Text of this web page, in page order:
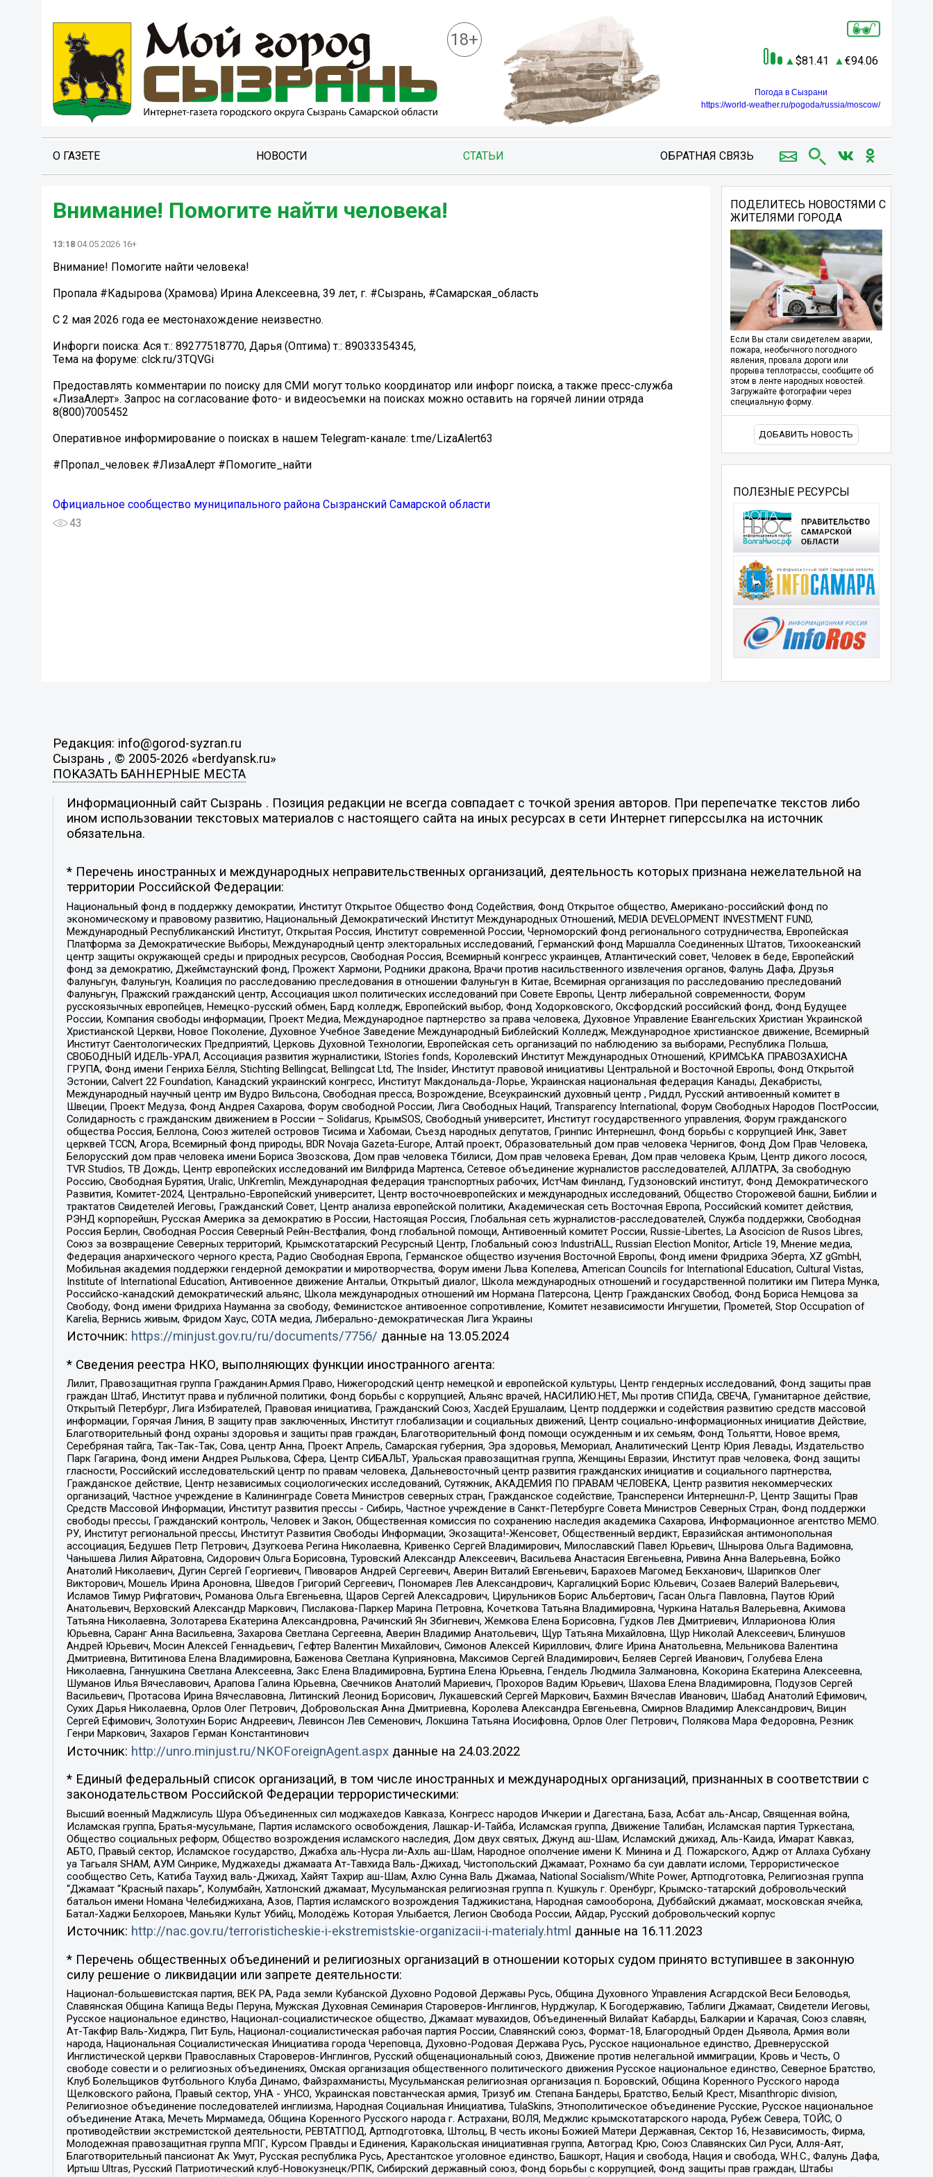
18+
81.41 94.06
Погода в Сызрани
https://world-weather.ru/pogoda/russia/moscow/
О ГАЗЕТЕ НОВОСТИ СТАТЬИ ОБРАТНАЯ СВЯЗЬ
Внимание! Помогите найти человека!
13:18 04.05.2026 16+
Внимание! Помогите найти человека!
Пропала #Кадырова (Храмова) Ирина Алексеевна, 39 лет, г. #Сызрань, #Самарская_область
С 2 мая 2026 года ее местонахождение неизвестно.
Инфорги поиска: Ася т.: 89277518770, Дарья (Оптима) т.: 89033354345,
Тема на форуме: clck.ru/3TQVGi
Предоставлять комментарии по поиску для СМИ могут только координатор или инфорг поиска, а также пресс-служба
«ЛизаАлерт». Запрос на согласование фото- и видеосъемки на поисках можно оставить на горячей линии отряда
8(800)7005452
Оперативное информирование о поисках в нашем Telegram-канале: t.me/LizaAlert63
#Пропал_человек #ЛизаАлерт #Помогите_найти
Официальное сообщество муниципального района Сызранский Самарской области
43
ПОДЕЛИТЕСЬ НОВОСТЯМИ С
ЖИТЕЛЯМИ ГОРОДА
Если Вы стали свидетелем аварии,
пожара, необычного погодного
явления, провала дороги или
прорыва теплотрассы, сообщите об
этом в ленте народных новостей.
Загружайте фотографии через
специальную форму.
ДОБАВИТЬ НОВОСТЬ
ПОЛЕЗНЫЕ РЕСУРСЫ
Редакция: info@gorod-syzran.ru
Сызрань , © 2005-2026 «berdyansk.ru»
ПОКАЗАТЬ БАННЕРНЫЕ МЕСТА
Информационный сайт Сызрань . Позиция редакции не всегда совпадает с точкой зрения авторов. При перепечатке текстов либо
ином использовании текстовых материалов с настоящего сайта на иных ресурсах в сети Интернет гиперссылка на источник
обязательна.
* Перечень иностранных и международных неправительственных организаций, деятельность которых признана нежелательной на
территории Российской Федерации:
Национальный фонд в поддержку демократии, Институт Открытое Общество Фонд Содействия, Фонд Открытое общество, Американо-российский фонд по
экономическому и правовому развитию, Национальный Демократический Институт Международных Отношений, MEDIA DEVELOPMENT INVESTMENT FUND,
Международный Республиканский Институт, Открытая Россия, Институт современной России, Черноморский фонд регионального сотрудничества, Европейская
Платформа за Демократические Выборы, Международный центр электоральных исследований, Германский фонд Маршалла Соединенных Штатов, Тихоокеанский
центр защиты окружающей среды и природных ресурсов, Свободная Россия, Всемирный конгресс украинцев, Атлантический совет, Человек в беде, Европейский
фонд за демократию, Джеймстаунский фонд, Прожект Хармони, Родники дракона, Врачи против насильственного извлечения органов, Фалунь Дафа, Друзья
Фалуньгун, Фалуньгун, Коалиция по расследованию преследования в отношении Фалуньгун в Китае, Всемирная организация по расследованию преследований
Фалуньгун, Пражский гражданский центр, Ассоциация школ политических исследований при Совете Европы, Центр либеральной современности, Форум
русскоязычных европейцев, Немецко-русский обмен, Бард колледж, Европейский выбор, Фонд Ходорковского, Оксфордский российский фонд, Фонд Будущее
России, Компания свободы информации, Проект Медиа, Международное партнерство за права человека, Духовное Управление Евангельских Христиан Украинской
Христианской Церкви, Новое Поколение, Духовное Учебное Заведение Международный Библейский Колледж, Международное христианское движение, Всемирный
Институт Саентологических Предприятий, Церковь Духовной Технологии, Европейская сеть организаций по наблюдению за выборами, Республика Польша,
СВОБОДНЫЙ ИДЕЛЬ-УРАЛ, Ассоциация развития журналистики, IStories fonds, Королевский Институт Международных Отношений, КРИМСЬКА ПРАВОЗАХИСНА
ГРУПА, Фонд имени Генриха Бёлля, Stichting Bellingcat, Bellingcat Ltd, The Insider, Институт правовой инициативы Центральной и Восточной Европы, Фонд Открытой
Эстонии, Calvert 22 Foundation, Канадский украинский конгресс, Институт Макдональда-Лорье, Украинская национальная федерация Канады, Декабристы,
Международный научный центр им Вудро Вильсона, Свободная пресса, Возрождение, Всеукраинский духовный центр , Риддл, Русский антивоенный комитет в
Швеции, Проект Медуза, Фонд Андрея Сахарова, Форум свободной России, Лига Свободных Наций, Transparеncy International, Форум Свободных Народов ПостРоссии,
Солидарность с гражданским движением в России – Solidarus, КрымSOS, Свободный университет, Институт государственного управления, Форум гражданского
общества Россия, Беллона, Союз жителей островов Тисима и Хабомаи, Съезд народных депутатов, Гринпис Интернешнл, Фонд борьбы с коррупцией Инк, Завет
церквей TCCN, Агора, Всемирный фонд природы, BDR Novaja Gazeta-Europe, Алтай проект, Образовательный дом прав человека Чернигов, Фонд Дом Прав Человека,
Белорусский дом прав человека имени Бориса Звозскова, Дом прав человека Тбилиси, Дом прав человека Ереван, Дом прав человека Крым, Центр дикого лосося,
TVR Studios, ТВ Дождь, Центр европейских исследований им Вилфрида Мартенса, Сетевое объединение журналистов расследователей, АЛЛАТРА, За свободную
Россию, Свободная Бурятия, Uralic, UnKremlin, Международная федерация транспортных рабочих, ИстЧам Финланд, Гудзоновский институт, Фонд Демократического
Развития, Комитет-2024, Центрально-Европейский университет, Центр восточноевропейских и международных исследований, Общество Сторожевой башни, Библии и
трактатов Свидетелей Иеговы, Гражданский Совет, Центр анализа европейской политики, Академическая сеть Восточная Европа, Российский комитет действия,
РЭНД корпорейшн, Русская Америка за демократию в России, Настоящая Россия, Глобальная сеть журналистов-расследователей, Служба поддержки, Свободная
Россия Берлин, Свободная Россия Северный Рейн-Вестфалия, Фонд глобальной помощи, Антивоенный комитет России, Russie-Libertes, La Asocicion de Rusos Libres,
Союз за возвращение Северных территорий, Крымскотатарский Ресурсный Центр, Глобальный союз IndustriALL, Russian Election Monitor, Article 19, Мнение медиа,
Федерация анархического черного креста, Радио Свободная Европа, Германское общество изучения Восточной Европы, Фонд имени Фридриха Эберта, XZ gGmbH,
Мобильная академия поддержки гендерной демократии и миротворчества, Форум имени Льва Копелева, American Councils for International Education, Cultural Vistas,
Institute of International Education, Антивоенное движение Антальи, Открытый диалог, Школа международных отношений и государственной политики им Питера Мунка,
Российско-канадский демократический альянс, Школа международных отношений им Нормана Патерсона, Центр Гражданских Свобод, Фонд Бориса Немцова за
Свободу, Фонд имени Фридриха Науманна за свободу, Феминистское антивоенное сопротивление, Комитет независимости Ингушетии, Прометей, Stop Occupation of
Karelia, Вернись живым, Фридом Хаус, СОТА медиа, Либерально-демократическая Лига Украины
Источник: https://minjust.gov.ru/ru/documents/7756/ данные на 13.05.2024
* Сведения реестра НКО, выполняющих функции иностранного агента:
Лилит, Правозащитная группа Гражданин.Армия.Право, Нижегородский центр немецкой и европейской культуры, Центр гендерных исследований, Фонд защиты прав
граждан Штаб, Институт права и публичной политики, Фонд борьбы с коррупцией, Альянс врачей, НАСИЛИЮ.НЕТ, Мы против СПИДа, СВЕЧА, Гуманитарное действие,
Открытый Петербург, Лига Избирателей, Правовая инициатива, Гражданский Союз, Хасдей Ерушалаим, Центр поддержки и содействия развитию средств массовой
информации, Горячая Линия, В защиту прав заключенных, Институт глобализации и социальных движений, Центр социально-информационных инициатив Действие,
Благотворительный фонд охраны здоровья и защиты прав граждан, Благотворительный фонд помощи осужденным и их семьям, Фонд Тольятти, Новое время,
Серебряная тайга, Так-Так-Так, Сова, центр Анна, Проект Апрель, Самарская губерния, Эра здоровья, Мемориал, Аналитический Центр Юрия Левады, Издательство
Парк Гагарина, Фонд имени Андрея Рылькова, Сфера, Центр СИБАЛЬТ, Уральская правозащитная группа, Женщины Евразии, Институт прав человека, Фонд защиты
гласности, Российский исследовательский центр по правам человека, Дальневосточный центр развития гражданских инициатив и социального партнерства,
Гражданское действие, Центр независимых социологических исследований, Сутяжник, АКАДЕМИЯ ПО ПРАВАМ ЧЕЛОВЕКА, Центр развития некоммерческих
организаций, Частное учреждение в Калининграде Совета Министров северных стран, Гражданское содействие, Трансперенси Интернешнл-Р, Центр Защиты Прав
Средств Массовой Информации, Институт развития прессы - Сибирь, Частное учреждение в Санкт-Петербурге Совета Министров Северных Стран, Фонд поддержки
свободы прессы, Гражданский контроль, Человек и Закон, Общественная комиссия по сохранению наследия академика Сахарова, Информационное агентство МЕМО.
РУ, Институт региональной прессы, Институт Развития Свободы Информации, Экозащита!-Женсовет, Общественный вердикт, Евразийская антимонопольная
ассоциация, Бедушев Петр Петрович, Дзугкоева Регина Николаевна, Кривенко Сергей Владимирович, Милославский Павел Юрьевич, Шнырова Ольга Вадимовна,
Чанышева Лилия Айратовна, Сидорович Ольга Борисовна, Туровский Александр Алексеевич, Васильева Анастасия Евгеньевна, Ривина Анна Валерьевна, Бойко
Анатолий Николаевич, Дугин Сергей Георгиевич, Пивоваров Андрей Сергеевич, Аверин Виталий Евгеньевич, Барахоев Магомед Бекханович, Шарипков Олег
Викторович, Мошель Ирина Ароновна, Шведов Григорий Сергеевич, Пономарев Лев Александрович, Каргалицкий Борис Юльевич, Созаев Валерий Валерьевич,
Исламов Тимур Рифгатович, Романова Ольга Евгеньевна, Щаров Сергей Алексадрович, Цирульников Борис Альбертович, Гасан Ольга Павловна, Паутов Юрий
Анатольевич, Верховский Александр Маркович, Пислакова-Паркер Марина Петровна, Кочеткова Татьяна Владимировна, Чуркина Наталья Валерьевна, Акимова
Татьяна Николаевна, Золотарева Екатерина Александровна, Рачинский Ян Збигневич, Жемкова Елена Борисовна, Гудков Лев Дмитриевич, Илларионова Юлия
Юрьевна, Саранг Анна Васильевна, Захарова Светлана Сергеевна, Аверин Владимир Анатольевич, Щур Татьяна Михайловна, Щур Николай Алексеевич, Блинушов
Андрей Юрьевич, Мосин Алексей Геннадьевич, Гефтер Валентин Михайлович, Симонов Алексей Кириллович, Флиге Ирина Анатольевна, Мельникова Валентина
Дмитриевна, Вититинова Елена Владимировна, Баженова Светлана Куприяновна, Максимов Сергей Владимирович, Беляев Сергей Иванович, Голубева Елена
Николаевна, Ганнушкина Светлана Алексеевна, Закс Елена Владимировна, Буртина Елена Юрьевна, Гендель Людмила Залмановна, Кокорина Екатерина Алексеевна,
Шуманов Илья Вячеславович, Арапова Галина Юрьевна, Свечников Анатолий Мариевич, Прохоров Вадим Юрьевич, Шахова Елена Владимировна, Подузов Сергей
Васильевич, Протасова Ирина Вячеславовна, Литинский Леонид Борисович, Лукашевский Сергей Маркович, Бахмин Вячеслав Иванович, Шабад Анатолий Ефимович,
Сухих Дарья Николаевна, Орлов Олег Петрович, Добровольская Анна Дмитриевна, Королева Александра Евгеньевна, Смирнов Владимир Александрович, Вицин
Сергей Ефимович, Золотухин Борис Андреевич, Левинсон Лев Семенович, Локшина Татьяна Иосифовна, Орлов Олег Петрович, Полякова Мара Федоровна, Резник
Генри Маркович, Захаров Герман Константинович
Источник: http://unro.minjust.ru/NKOForeignAgent.aspxданные на 24.03.2022
* Единый федеральный список организаций, в том числе иностранных и международных организаций, признанных в соответствии с
законодательством Российской Федерации террористическими:
Высший военный Маджлисуль Шура Объединенных сил моджахедов Кавказа, Конгресс народов Ичкерии и Дагестана, База, Асбат аль-Ансар, Священная война,
Исламская группа, Братья-мусульмане, Партия исламского освобождения, Лашкар-И-Тайба, Исламская группа, Движение Талибан, Исламская партия Туркестана,
Общество социальных реформ, Общество возрождения исламского наследия, Дом двух святых, Джунд аш-Шам, Исламский джихад, Аль-Каида, Имарат Кавказ,
АБТО, Правый сектор, Исламское государство, Джабха аль-Нусра ли-Ахль аш-Шам, Народное ополчение имени К. Минина и Д. Пожарского, Аджр от Аллаха Субхану
уа Тагьаля SHAM, АУМ Синрике, Муджахеды джамаата Ат-Тавхида Валь-Джихад, Чистопольский Джамаат, Рохнамо ба суи давлати исломи, Террористическое
сообщество Сеть, Катиба Таухид валь-Джихад, Хайят Тахрир аш-Шам, Ахлю Сунна Валь Джамаа, National Socialism/White Power, Артподготовка, Религиозная группа
“Джамаат “Красный пахарь”, Колумбайн, Хатлонский джамаат, Мусульманская религиозная группа п. Кушкуль г. Оренбург, Крымско-татарский добровольческий
батальон имени Номана Челебиджихана, Азов, Партия исламского возрождения Таджикистана, Народная самооборона, Дуббайский джамаат, московская ячейка,
Батал-Хаджи Белхороев, Маньяки Культ Убийц, Молодёжь Которая Улыбается, Легион Свобода России, Айдар, Русский добровольческий корпус
Источник: http://nac.gov.ru/terroristicheskie-i-ekstremistskie-organizacii-i-materialy.html данные на 16.11.2023
* Перечень общественных объединений и религиозных организаций в отношении которых судом принято вступившее в законную
силу решение о ликвидации или запрете деятельности:
Национал-большевистская партия, ВЕК РА, Рада земли Кубанской Духовно Родовой Державы Русь, Община Духовного Управления Асгардской Веси Беловодья,
Славянская Община Капища Веды Перуна, Мужская Духовная Семинария Староверов-Инглингов, Нурджулар, К Богодержавию, Таблиги Джамаат, Свидетели Иеговы,
Русское национальное единство, Национал-социалистическое общество, Джамаат мувахидов, Объединенный Вилайат Кабарды, Балкарии и Карачая, Союз славян,
Ат-Такфир Валь-Хиджра, Пит Буль, Национал-социалистическая рабочая партия России, Славянский союз, Формат-18, Благородный Орден Дьявола, Армия воли
народа, Национальная Социалистическая Инициатива города Череповца, Духовно-Родовая Держава Русь, Русское национальное единство, Древнерусской
Инглистической церкви Православных Староверов-Инглингов, Русский общенациональный союз, Движение против нелегальной иммиграции, Кровь и Честь, О
свободе совести и о религиозных объединениях, Омская организация общественного политического движения Русское национальное единство, Северное Братство,
Клуб Болельщиков Футбольного Клуба Динамо, Файзрахманисты, Мусульманская религиозная организация п. Боровский, Община Коренного Русского народа
Щелковского района, Правый сектор, УНА - УНСО, Украинская повстанческая армия, Тризуб им. Степана Бандеры, Братство, Белый Крест, Misanthropic division,
Религиозное объединение последователей инглиизма, Народная Социальная Инициатива, TulaSkins, Этнополитическое объединение Русские, Русское национальное
объединение Атака, Мечеть Мирмамеда, Община Коренного Русского народа г. Астрахани, ВОЛЯ, Меджлис крымскотатарского народа, Рубеж Севера, ТОЙС, О
противодействии экстремистской деятельности, РЕВТАТПОД, Артподготовка, Штольц, В честь иконы Божией Матери Державная, Сектор 16, Независимость, Фирма,
Молодежная правозащитная группа МПГ, Курсом Правды и Единения, Каракольская инициативная группа, Автоград Крю, Союз Славянских Сил Руси, Алля-Аят,
Благотворительный пансионат Ак Умут, Русская республика Русь, Арестантское уголовное единство, Башкорт, Нация и свобода, Нация и свобода, W.H.С., Фалунь Дафа,
Иртыш Ultras, Русский Патриотический клуб-Новокузнецк/РПК, Сибирский державный союз, Фонд борьбы с коррупцией, Фонд защиты прав граждан, Штабы